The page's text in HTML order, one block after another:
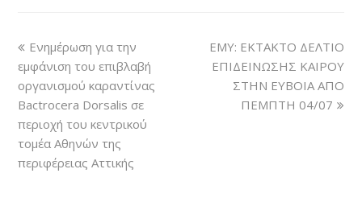
Ενημέρωση για την
εμφάνιση του επιβλαβή
οργανισμού καραντίνας
Bactrocera Dorsalis σε
περιοχή του κεντρικού
τομέα Αθηνών της
περιφέρειας Αττικής
ΕΜΥ: ΕΚΤΑΚΤΟ ΔΕΛΤΙΟ
ΕΠΙΔΕΙΝΩΣΗΣ ΚΑΙΡΟΥ
ΣΤΗΝ ΕΥΒΟΙΑ ΑΠΟ
ΠΕΜΠΤΗ 04/07